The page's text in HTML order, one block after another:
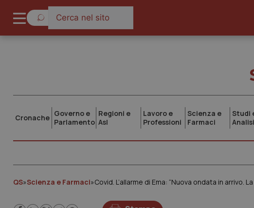
Cronache Governo e
Parlamento
Regioni e
Asl
Lavoro e
Professioni
Scienza e
Farmaci
Studi
Analisi
QS»Scienza e Farmaci»Covid. L’allarme di Ema: “Nuova ondata in arrivo.